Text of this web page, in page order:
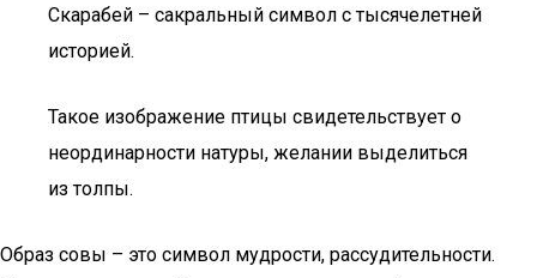
Скарабей – сакральный символ с тысячелетней
историей.
Такое изображение птицы свидетельствует о
неординарности натуры, желании выделиться
из толпы.
Образ совы – это символ мудрости, рассудительности.